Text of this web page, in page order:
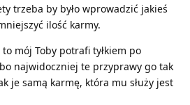
trzeba by było wprowadzić jakieś
ilość karmy.
mój Toby potrafi tyłkiem po
najwidoczniej te przyprawy go tak
je samą karmę, która mu służy jest